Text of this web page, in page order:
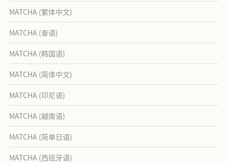
MATCHA (繁体中文)
MATCHA (泰语)
MATCHA (韩国语)
MATCHA (简体中文)
MATCHA (印尼语)
MATCHA (越南语)
MATCHA (简单日语)
MATCHA (西班牙语)